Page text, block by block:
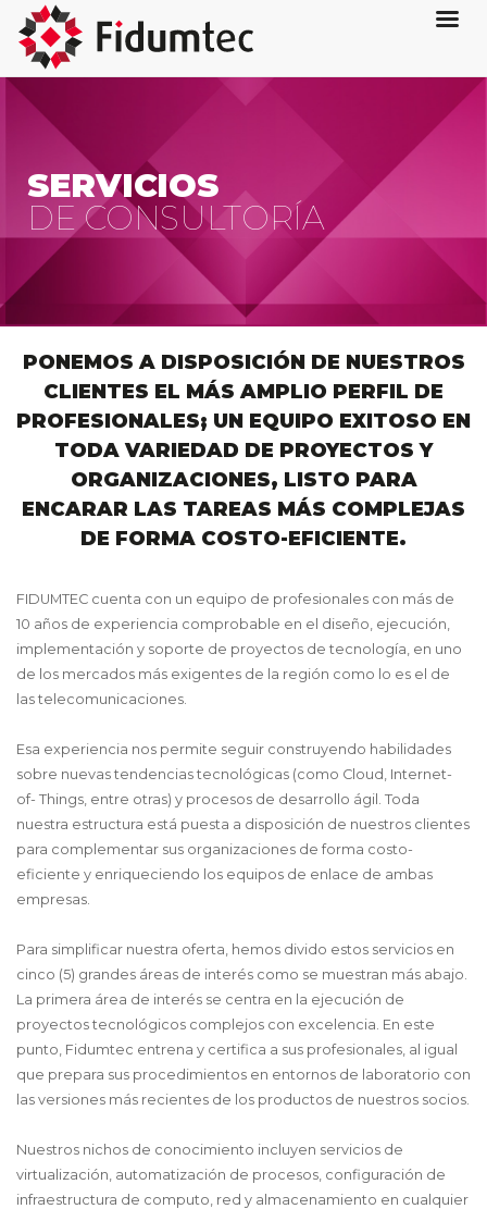
SERVICIOS
DE CONSULTORÍA
PONEMOS A DISPOSICIÓN DE NUESTROS
CLIENTES EL MÁS AMPLIO PERFIL DE
PROFESIONALES; UN EQUIPO EXITOSO EN
TODA VARIEDAD DE PROYECTOS Y
ORGANIZACIONES, LISTO PARA
ENCARAR LAS TAREAS MÁS COMPLEJAS
DE FORMA COSTO-EFICIENTE.
FIDUMTEC cuenta con un equipo de profesionales con más de
10 años de experiencia comprobable en el diseño, ejecución,
implementación y soporte de proyectos de tecnología, en uno
de los mercados más exigentes de la región como lo es el de
las telecomunicaciones.
Esa experiencia nos permite seguir construyendo habilidades
sobre nuevas tendencias tecnológicas (como Cloud, Internet-
of- Things, entre otras) y procesos de desarrollo ágil. Toda
nuestra estructura está puesta a disposición de nuestros clientes
para complementar sus organizaciones de forma costo-
eficiente y enriqueciendo los equipos de enlace de ambas
empresas.
Para simplificar nuestra oferta, hemos divido estos servicios en
cinco (5) grandes áreas de interés como se muestran más abajo.
La primera área de interés se centra en la ejecución de
proyectos tecnológicos complejos con excelencia. En este
punto, Fidumtec entrena y certifica a sus profesionales, al igual
que prepara sus procedimientos en entornos de laboratorio con
las versiones más recientes de los productos de nuestros socios.
Nuestros nichos de conocimiento incluyen servicios de
virtualización, automatización de procesos, configuración de
infraestructura de computo, red y almacenamiento en cualquier